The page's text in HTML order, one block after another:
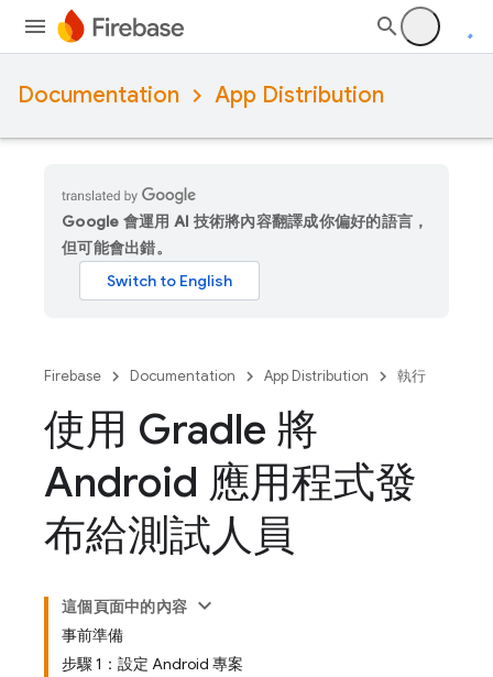
Documentation App Distribution
Google 會運用 AI 技術將內容翻譯成你偏好的語言，
但可能會出錯。
Firebase Documentation App Distribution 執行
使用 Gradle 將
Android 應用程式發
布給測試人員
這個頁面中的內容
事前準備
步驟 1：設定 Android 專案